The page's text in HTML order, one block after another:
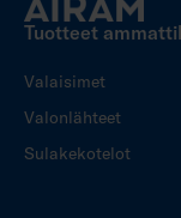
Tuotteet
Valaisimet
Valonlähteet
Sulakekotelot